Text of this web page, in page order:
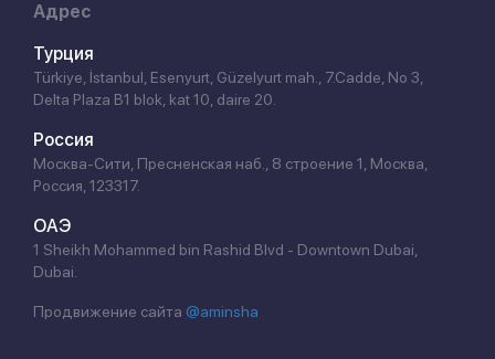
Адрес
Турция
Türkiye, İstanbul, Esenyurt, Güzelyurt mah., 7.Cadde, No 3,
Delta Plaza B1 blok, kat 10, daire 20.
Россия
Москва-Сити, Пресненская наб., 8 строение 1, Москва,
Россия, 123317.
ОАЭ
1 Sheikh Mohammed bin Rashid Blvd - Downtown Dubai,
Dubai.
Продвижение сайта @aminsha